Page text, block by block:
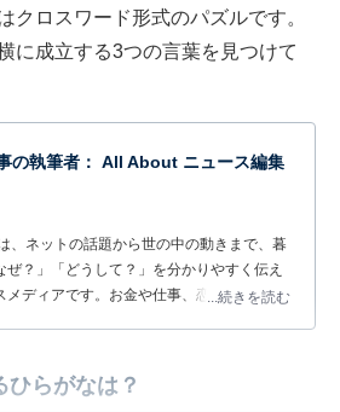
クロスワード形式のパズルです。
に成立する3つの言葉を見つけて
の執筆者： All About ニュース編集
、ネットの話題から世の中の動きまで、暮
ぜ？」「どうして？」を分かりやすく伝え
メディアです。お金や仕事、恋愛、ITに関
...続きを読む
ひらがなは？